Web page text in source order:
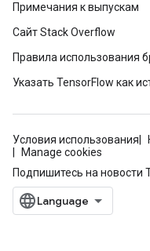
Примечания к выпускам
Сайт Stack Overflow
Правила использования
Указать TensorFlow как
Условия использования
Manage cookies
Подпишитесь на новости